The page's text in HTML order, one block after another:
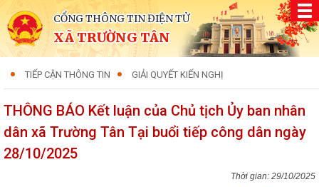
CỔNG THÔNG TIN ĐIỆN TỬ
XÃ TRƯỜNG TÂN
TIẾP CẬN THÔNG TIN GIẢI QUYẾT KIẾN NGHỊ
THÔNG BÁO Kết luận của Chủ tịch Ủy ban nhân
dân xã Trường Tân Tại buổi tiếp công dân ngày
28/10/2025
29/10/2025